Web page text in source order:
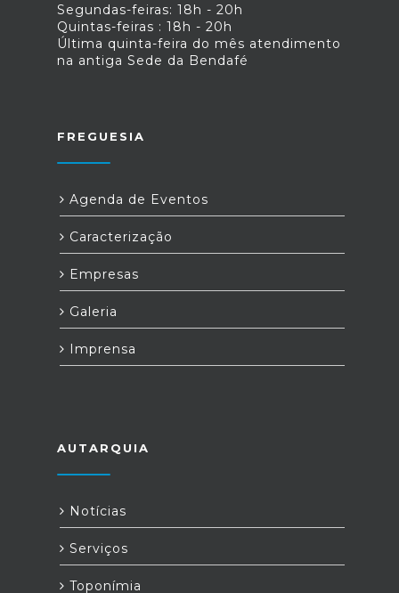
Segundas-feiras: 18h - 20h
Quintas-feiras : 18h - 20h
Última quinta-feira do mês atendimento
na antiga Sede da Bendafé
FREGUESIA
Agenda de Eventos
Caracterização
Empresas
Galeria
Imprensa
AUTARQUIA
Notícias
Serviços
Toponímia